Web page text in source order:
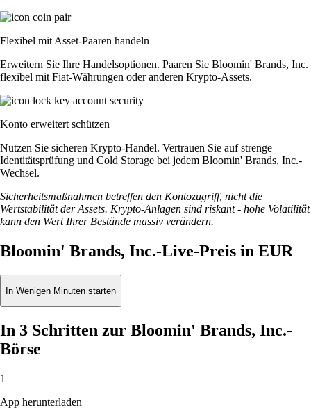
Flexibel mit Asset-Paaren handeln
Erweitern Sie Ihre Handelsoptionen. Paaren Sie Bloomin' Brands, Inc.
flexibel mit Fiat-Währungen oder anderen Krypto-Assets.
Konto erweitert schützen
Nutzen Sie sicheren Krypto-Handel. Vertrauen Sie auf strenge
Identitätsprüfung und Cold Storage bei jedem Bloomin' Brands, Inc.-
Wechsel.
Sicherheitsmaßnahmen betreffen den Kontozugriff, nicht die
Wertstabilität der Assets. Krypto-Anlagen sind riskant - hohe Volatilität
kann den Wert Ihrer Bestände massiv verändern.
Bloomin' Brands, Inc.-Live-Preis in EUR
In Wenigen Minuten starten
In 3 Schritten zur Bloomin' Brands, Inc.-
Börse
1
App herunterladen